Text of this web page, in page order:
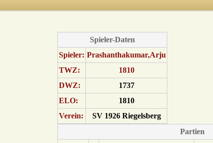
Spieler-Daten
Spieler: Prashanthakumar,Arju
TWZ:
1810
DWZ:
1737
ELO:
1810
Verein:
SV 1926 Riegelsberg
Partien